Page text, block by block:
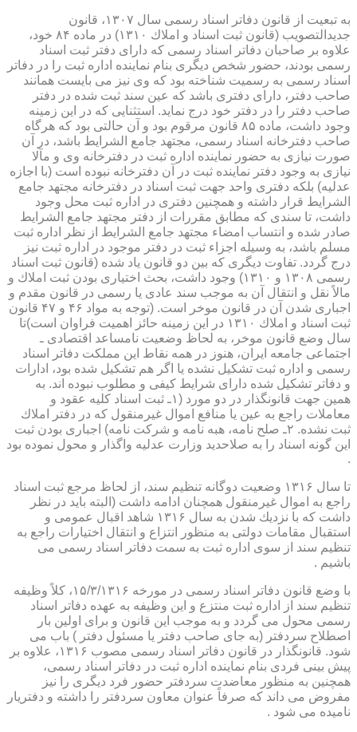
به تبعیت از قانون دفاتر اسناد رسمی سال ۱۳۰۷، قانون
جدیدالتصویب (قانون ثبت اسناد و املاك ۱۳۱۰) در ماده ۸۴ خود،
علاوه بر صاحبان دفاتر اسناد رسمی كه دارای دفتر ثبت اسناد
رسمی بودند، حضور شخص دیگری بنام نماینده اداره ثبت را در دفاتر
اسناد رسمی به رسمیت شناخته بود كه وی نیز می بایست همانند
صاحب دفتر، دارای دفتری باشد كه عین سند ثبت شده در دفتر
صاحب دفتر را در دفتر خود درج نماید. استثنایی كه در این زمینه
وجود داشت، ماده ۸۵ قانون مرقوم بود و آن حالتی بود كه هرگاه
صاحب دفترخانه اسناد رسمی، مجتهد جامع الشرایط باشد، در آن
صورت نیازی به حضور نماینده اداره ثبت در دفترخانه وی و مآلا
نیازی به وجود دفتر نماینده ثبت در آن دفترخانه نبوده است (با اجازه
عدلیه) بلكه دفتری واحد جهت ثبت اسناد در دفترخانه مجتهد جامع
الشرایط قرار داشته و همچنین دفتری در اداره ثبت محل وجود
داشت، تا سندی كه مطابق مقررات از دفتر مجتهد جامع الشرایط
صادر شده و انتساب امضاء مجتهد جامع الشرایط از نظر اداره ثبت
مسلم باشد، به وسیله اجزاء ثبت در دفتر موجود در اداره ثبت نیز
درج گردد. تفاوت دیگری كه بین دو قانون یاد شده (قانون ثبت اسناد
رسمی ۱۳۰۸ و ۱۳۱۰) وجود داشت، بحث اختیاری بودن ثبت املاك و
مالاً نقل و انتقال آن به موجب سند عادی یا رسمی در قانون مقدم و
اجباری شدن آن در قانون موخر است. (توجه به مواد ۴۶ و ۴۷ قانون
ثبت اسناد و املاك ۱۳۱۰ در این زمینه حائز اهمیت فراوان است)تا
سال وضع قانون موخر، به لحاظ وضعیت نامساعد اقتصادی ـ
اجتماعی جامعه ایران، هنوز در همه نقاط این مملكت دفاتر اسناد
رسمی و اداره ثبت تشكیل نشده یا اگر هم تشكیل شده بود، ادارات
و دفاتر تشكیل شده دارای شرایط كیفی و مطلوب نبوده اند. به
همین جهت قانونگذار در دو مورد (۱ـ ثبت اسناد كلیه عقود و
معاملات راجع به عین یا منافع اموال غیرمنقول كه در دفتر املاك
ثبت نشده. ۲ـ صلح نامه، هبه نامه و شركت نامه) اجباری بودن ثبت
این گونه اسناد را به صلاحدید وزارت عدلیه واگذار و محول نموده بود
.
تا سال ۱۳۱۶ وضعیت دوگانه تنظیم سند، از لحاظ مرجع ثبت اسناد
راجع به اموال غیرمنقول همچنان ادامه داشت (البته باید در نظر
داشت كه با نزدیك شدن به سال ۱۳۱۶ شاهد اقبال عمومی و
استقبال مقامات دولتی به منظور انتزاع و انتقال اختیارات راجع به
تنظیم سند از سوی اداره ثبت به سمت دفاتر اسناد رسمی می
باشیم .
با وضع قانون دفاتر اسناد رسمی در مورخه ۱۵/۳/۱۳۱۶، كلاً وظیفه
تنظیم سند از اداره ثبت منتزع و این وظیفه به عهده دفاتر اسناد
رسمی محول می گردد و به موجب این قانون و برای اولین بار
اصطلاح سردفتر (به جای صاحب دفتر یا مسئول دفتر ) باب می
شود. قانونگذار در قانون دفاتر اسناد رسمی مصوب ۱۳۱۶، علاوه بر
پیش بینی فردی بنام نماینده اداره ثبت در دفاتر اسناد رسمی،
همچنین به منظور معاضدت سردفتر حضور فرد دیگری را نیز
مفروض می داند كه صرفاً عنوان معاون سردفتر را داشته و دفتریار
نامیده می شود .